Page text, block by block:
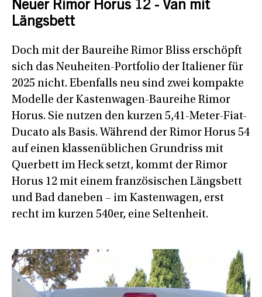
Neuer Rimor Horus 12 - Van mit
Längsbett
Doch mit der Baureihe Rimor Bliss erschöpft
sich das Neuheiten-Portfolio der Italiener für
2025 nicht. Ebenfalls neu sind zwei kompakte
Modelle der Kastenwagen-Baureihe Rimor
Horus. Sie nutzen den kurzen 5,41-Meter-Fiat-
Ducato als Basis. Während der Rimor Horus 54
auf einen klassenüblichen Grundriss mit
Querbett im Heck setzt, kommt der Rimor
Horus 12 mit einem französischen Längsbett
und Bad daneben – im Kastenwagen, erst
recht im kurzen 540er, eine Seltenheit.